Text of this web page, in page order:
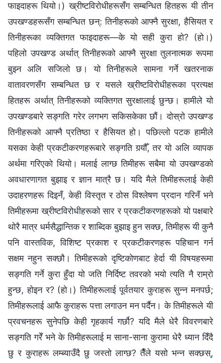
फाइदाहरू थियो।) ख्रीष्टविरोधीहरूसँग सम्बन्धित हितहरू यी तीन
उपखण्डहरूसँग सम्बन्धित छन्: तिनीहरूको आफ्नै सुरक्षा, हैसियत र
तिनीहरूका व्यक्तिगत फाइदाहरू—के यो सही कुरा हो? (हो।)
पहिलो उपखण्ड अर्थात् तिनीहरूको आफ्नै सुरक्षा तुलनात्मक रूपमा
बुझ्न अलि सजिलो छ। यो तिनीहरूले सामना गर्ने खतरनाक
वातावरणसँग सम्बन्धित छ र यसले ख्रीष्टविरोधीहरूका प्रत्यक्ष
हितहरू अर्थात् तिनीहरूको व्यक्तिगत सुरक्षालाई छुन्छ। हामीले यो
उपखण्डबारे सङ्गति गरेर लगभग सकिसकेका छौं। दोस्रो उपखण्ड
तिनीहरूको आफ्नै प्रतिष्ठा र हैसियत हो। पछिल्‍लो पटक हामीले
यसका केही प्रकटीकरणहरूबारे सङ्गति गर्‍यौँ, तर यो अलि व्यापक
अर्थमा गरिएको थियो। मलाई लाग्छ तिमीहरू सबैमा यो उपखण्डको
अवधारणागत बुझाइ र ज्ञान मात्रै छ। यदि मैले तिमीहरूलाई केही
उदाहरणहरू दिइनँ, केही विस्तृत र ठोस विश्‍लेषण प्रदान गरिनँ भने
तिमीहरूमा ख्रीष्टविरोधीहरूको सार र प्रकटीकरणहरूको यो पक्षबारे
थोरै मात्र धर्मसैद्धान्तिक र शाब्दिक बुझाइ हुन सक्छ, तिमीहरू यी कुनै
पनि वास्तविक, विशिष्ट प्रकाश र प्रकटीकरणहरू पहिचान गर्न
सक्षम नहुन सक्छौ। तिमीहरूको दृष्टिकोणबाट हेर्दा यी विषयहरूमा
सङ्गति गर्ने कुरा हुँदा यो जति निर्दिष्ट तवरको भयो त्यति नै राम्रो
हुन्छ, होइन र? (हो।) तिमीहरूलाई पूर्वतयार कुराहरू सुन्न मनपर्छ;
तिमीहरूलाई आफै कुराहरू पत्ता लगाउन मन पर्दैन। के तिमीहरूले यी
प्रवचनहरू सुनेपछि केही गृहकार्य गर्छौ? यदि मैले धेरै विवरणबारे
सङ्गति गरेँ भने के तिमीहरूलाई म साना-साना कुरामा धेरै ध्यान दिँदै
छु र कुराहरू लम्ब्याउँदै छु जस्तो लाग्छ? तैँले यसो भन्‍न सक्छस्,